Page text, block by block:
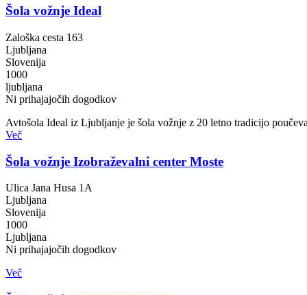
Šola vožnje Ideal
Zaloška cesta 163
Ljubljana
Slovenija
1000
ljubljana
Ni prihajajočih dogodkov
Avtošola Ideal iz Ljubljanje je šola vožnje z 20 letno tradicijo
Več
Šola vožnje Izobraževalni center Moste
Ulica Jana Husa 1A
Ljubljana
Slovenija
1000
Ljubljana
Ni prihajajočih dogodkov
Več